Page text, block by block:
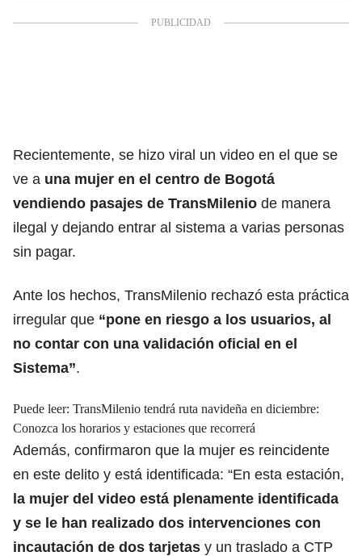
Recientemente, se hizo viral un video en el que se
ve a una mujer en el centro de Bogotá
vendiendo pasajes de TransMilenio de manera
ilegal y dejando entrar al sistema a varias personas
sin pagar.
Ante los hechos, TransMilenio rechazó esta práctica
irregular que “pone en riesgo a los usuarios, al
no contar con una validación oficial en el
Sistema”.
Puede leer: TransMilenio tendrá ruta navideña en diciembre:
Conozca los horarios y estaciones que recorrerá
Además, confirmaron que la mujer es reincidente
en este delito y está identificada: “En esta estación,
la mujer del video está plenamente identificada
y se le han realizado dos intervenciones con
incautación de dos tarjetas y un traslado a CTP